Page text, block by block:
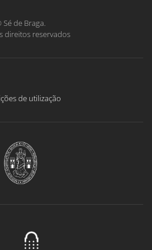
de Braga.
direitos reservados
de utilização